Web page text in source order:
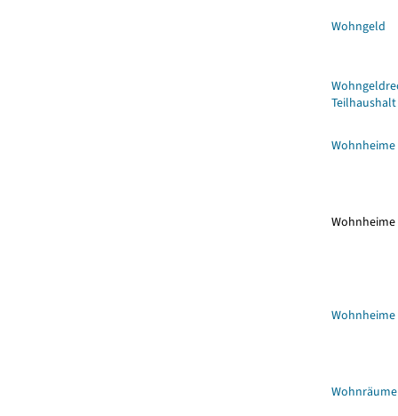
Wohngeld
Teilhaushalt
Wohnheime
Wohnheime
Wohnheime
Wohnräume